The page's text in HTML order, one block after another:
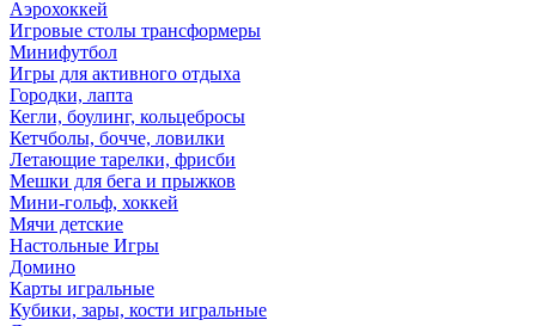
Аэрохоккей
Игровые столы трансформеры
Минифутбол
Игры для активного отдыха
Городки, лапта
Кегли, боулинг, кольцебросы
Кетчболы, бочче, ловилки
Летающие тарелки, фрисби
Мешки для бега и прыжков
Мини-гольф, хоккей
Мячи детские
Настольные Игры
Домино
Карты игральные
Кубики, зары, кости игральные